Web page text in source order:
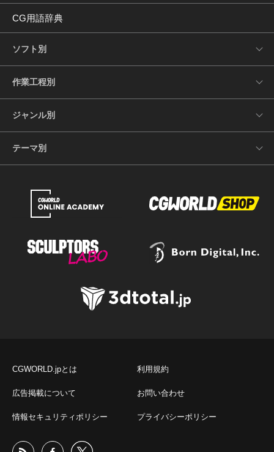
CG用語辞典
ソフト別
作業工程別
ジャンル別
テーマ別
CGWORLD.jpとは 利用規約
広告掲載について お問い合わせ
情報セキュリティポリシー プライバシーポリシー